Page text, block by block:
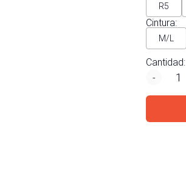
R5
Cintura:
M/L
Cantidad:
-